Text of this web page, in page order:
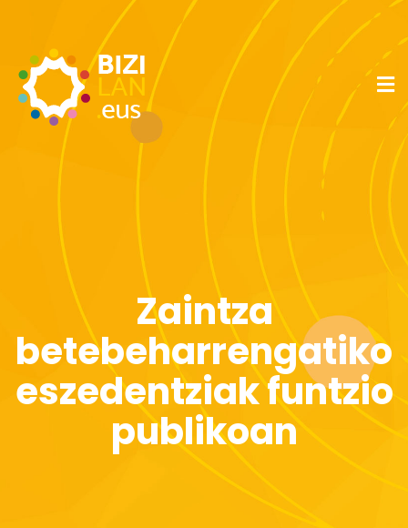
Zaintza
betebeharrengatiko
eszedentziak funtzio
publikoan